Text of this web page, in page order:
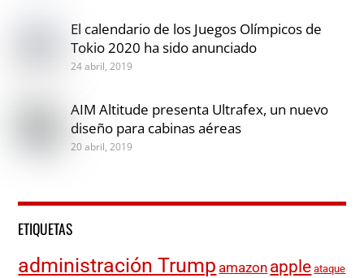
El calendario de los Juegos Olímpicos de
Tokio 2020 ha sido anunciado
24 abril, 2019
AIM Altitude presenta Ultrafex, un nuevo
diseño para cabinas aéreas
20 abril, 2019
ETIQUETAS
administración Trump amazon apple ataque